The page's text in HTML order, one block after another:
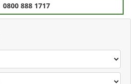
0800 888 1717